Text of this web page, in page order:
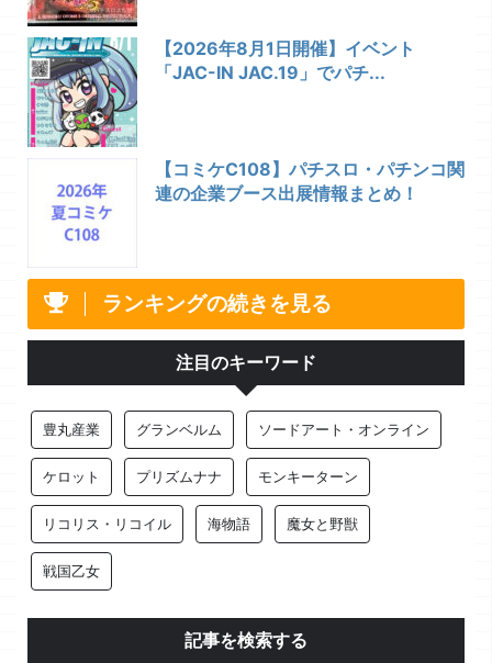
【2026年8月1日開催】イベント
「JAC-IN JAC.19」でパチ...
【コミケC108】パチスロ・パチンコ関
連の企業ブース出展情報まとめ！
ランキングの続きを見る
注目のキーワード
豊丸産業 グランベルム ソードアート・オンライン
ケロット プリズムナナ モンキーターン
リコリス・リコイル 海物語 魔女と野獣
戦国乙女
記事を検索する